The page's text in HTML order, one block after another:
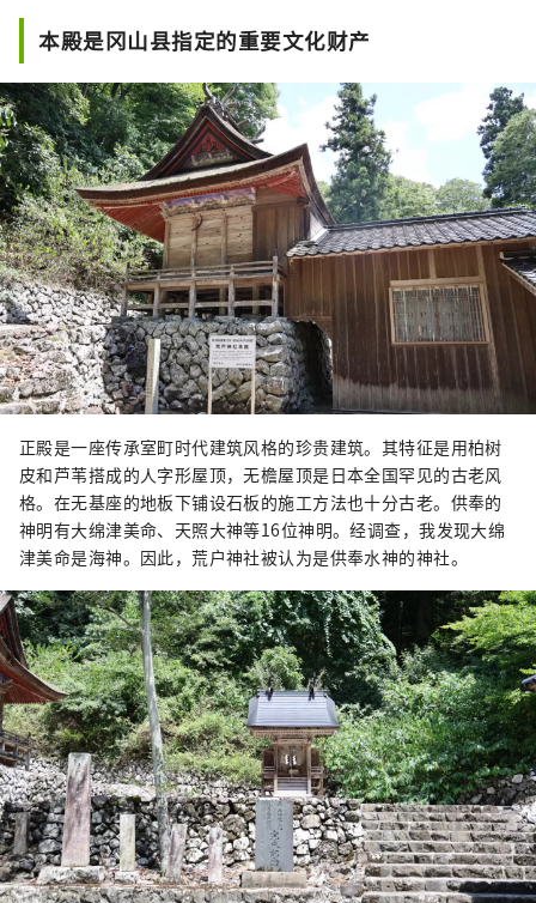
本殿是冈山县指定的重要文化财产
正殿是一座传承室町时代建筑风格的珍贵建筑。其特征是用柏树
皮和芦苇搭成的人字形屋顶，无檐屋顶是日本全国罕见的古老风
格。在无基座的地板下铺设石板的施工方法也十分古老。供奉的
神明有大绵津美命、天照大神等16位神明。经调查，我发现大绵
津美命是海神。因此，荒户神社被认为是供奉水神的神社。